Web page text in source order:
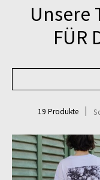
Unsere
FÜR
19 Produkte